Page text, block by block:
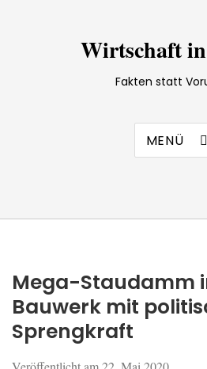
Wirtschaft
Fakten statt
MENÜ
Mega-Staudamm
Bauwerk mit
Sprengkraft